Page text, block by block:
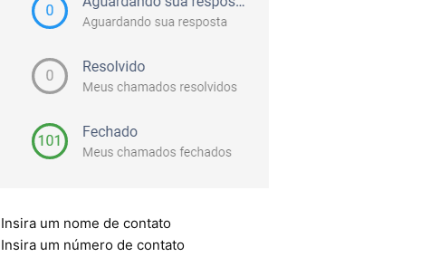
Insira um nome de contato
Insira um número de contato